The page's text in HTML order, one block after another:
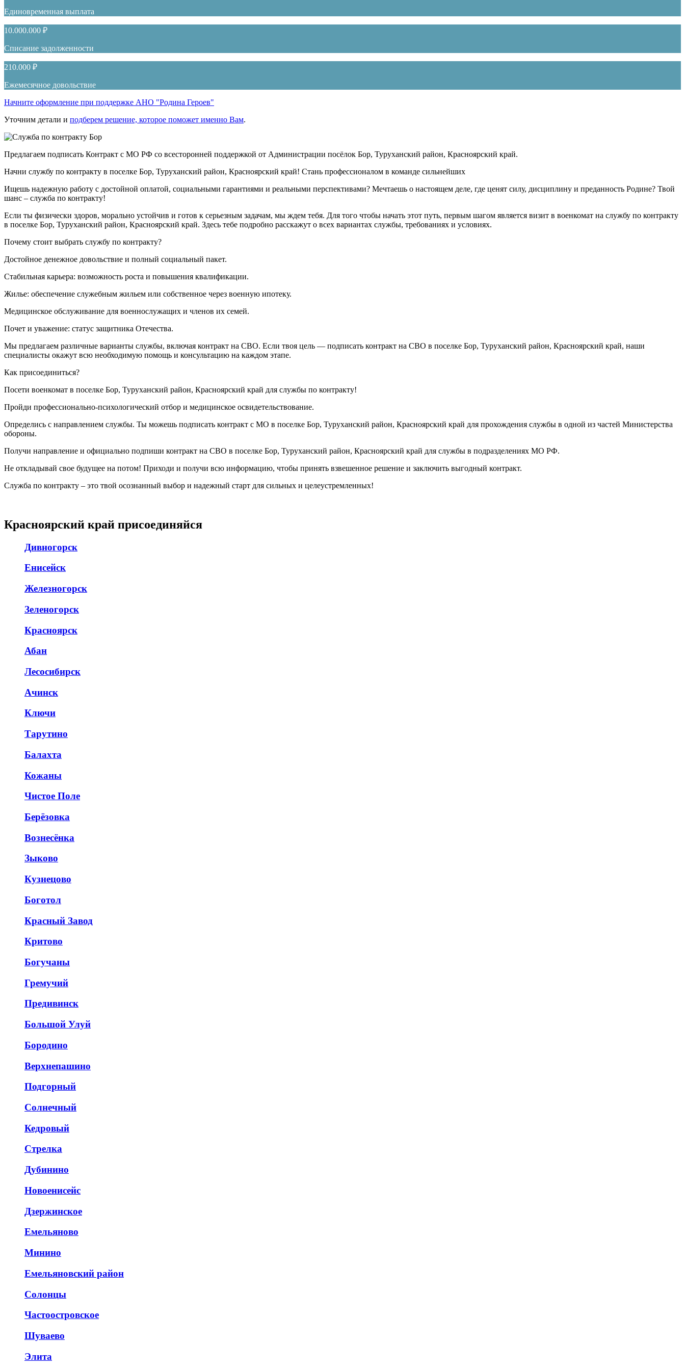
Единовременная выплата
10.000.000 ₽
Списание задолженности
210.000 ₽
Ежемесячное довольствие
Начните оформление при поддержке АНО "Родина Героев"
Уточним детали и подберем решение, которое поможет именно Вам.
Предлагаем подписать Контракт с МО РФ со всесторонней поддержкой от Администрации посёлок Бор, Туруханский район, Красноярский край.
Начни службу по контракту в поселке Бор, Туруханский район, Красноярский край! Стань профессионалом в команде сильнейших
Ищешь надежную работу с достойной оплатой, социальными гарантиями и реальными перспективами? Мечтаешь о настоящем деле, где ценят силу, дисциплину и преданность Родине? Твой
шанс – служба по контракту!
Если ты физически здоров, морально устойчив и готов к серьезным задачам, мы ждем тебя. Для того чтобы начать этот путь, первым шагом является визит в военкомат на службу по контракту
в поселке Бор, Туруханский район, Красноярский край. Здесь тебе подробно расскажут о всех вариантах службы, требованиях и условиях.
Почему стоит выбрать службу по контракту?
Достойное денежное довольствие и полный социальный пакет.
Стабильная карьера: возможность роста и повышения квалификации.
Жилье: обеспечение служебным жильем или собственное через военную ипотеку.
Медицинское обслуживание для военнослужащих и членов их семей.
Почет и уважение: статус защитника Отечества.
Мы предлагаем различные варианты службы, включая контракт на СВО. Если твоя цель — подписать контракт на СВО в поселке Бор, Туруханский район, Красноярский край, наши
специалисты окажут всю необходимую помощь и консультацию на каждом этапе.
Как присоединиться?
Посети военкомат в поселке Бор, Туруханский район, Красноярский край для службы по контракту!
Пройди профессионально-психологический отбор и медицинское освидетельствование.
Определись с направлением службы. Ты можешь подписать контракт с МО в поселке Бор, Туруханский район, Красноярский край для прохождения службы в одной из частей Министерства
обороны.
Получи направление и официально подпиши контракт на СВО в поселке Бор, Туруханский район, Красноярский край для службы в подразделениях МО РФ.
Не откладывай свое будущее на потом! Приходи и получи всю информацию, чтобы принять взвешенное решение и заключить выгодный контракт.
Служба по контракту – это твой осознанный выбор и надежный старт для сильных и целеустремленных!
Красноярский край присоединяйся
Дивногорск
Енисейск
Железногорск
Зеленогорск
Красноярск
Абан
Лесосибирск
Ачинск
Ключи
Тарутино
Балахта
Кожаны
Чистое Поле
Берёзовка
Вознесёнка
Зыково
Кузнецово
Боготол
Красный Завод
Критово
Богучаны
Гремучий
Предивинск
Большой Улуй
Бородино
Верхнепашино
Подгорный
Солнечный
Кедровый
Стрелка
Дубинино
Новоенисейс
Дзержинское
Емельяново
Минино
Емельяновский район
Солонцы
Частоостровское
Шуваево
Элита